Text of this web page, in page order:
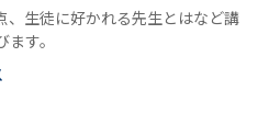
、生徒に好かれる先生とはなど講
す。